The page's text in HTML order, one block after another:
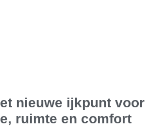
nieuwe ijkpunt voor
ruimte en comfort